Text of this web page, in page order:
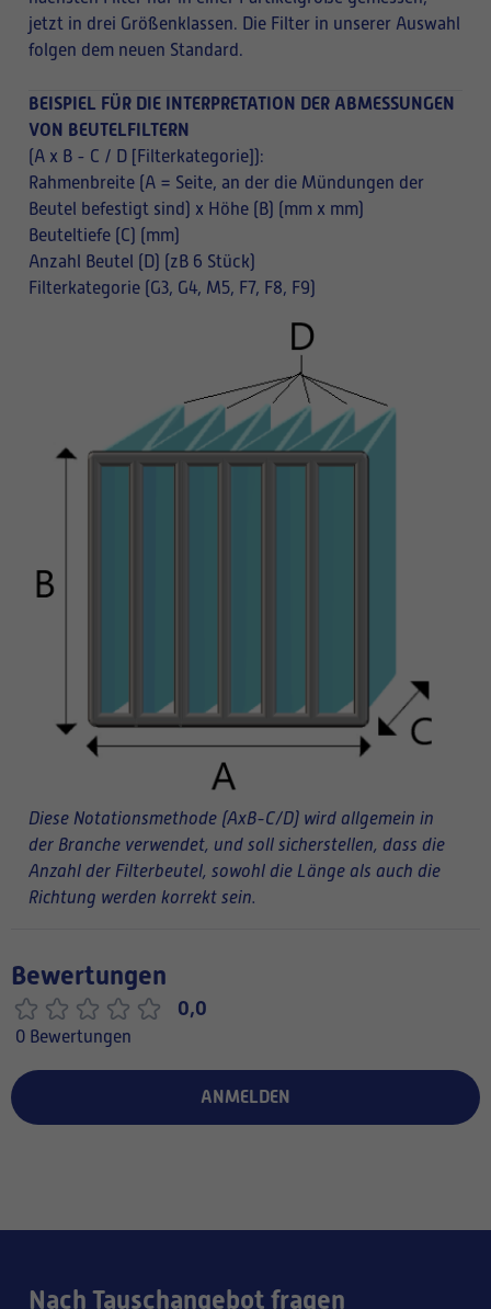
jetzt in drei Größenklassen. Die Filter in unserer Auswahl
folgen dem neuen Standard.
BEISPIEL FÜR DIE INTERPRETATION DER ABMESSUNGEN
VON BEUTELFILTERN
(A x B - C / D [Filterkategorie]):
Rahmenbreite (A = Seite, an der die Mündungen der
Beutel befestigt sind) x Höhe (B) (mm x mm)
Beuteltiefe (C) (mm)
Anzahl Beutel (D) (zB 6 Stück)
Filterkategorie (G3, G4, M5, F7, F8, F9)
Diese Notationsmethode (AxB-C/D) wird allgemein in
der Branche verwendet, und soll sicherstellen, dass die
Anzahl der Filterbeutel, sowohl die Länge als auch die
Richtung werden korrekt sein.
Bewertungen
0,0
0 Bewertungen
ANMELDEN
Nach Tauschangebot fragen